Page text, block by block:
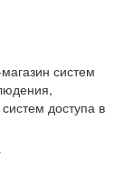
систем
доступа в